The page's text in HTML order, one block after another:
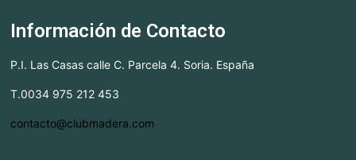
Información de Contacto
P.I. Las Casas calle C. Parcela 4. Soria. España
T.0034 975 212 453
contacto@clubmadera.com